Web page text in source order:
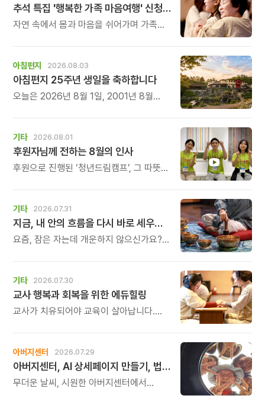
추석 특집 '행복한 가족 마음여행' 신청 안내
자연 속에서 몸과 마음을 쉬어가며 가족의
아침편지 2026.08.03
아침편지 25주년 생일을 축하합니다
오늘은 2026년 8월 1일, 2001년 8월
기타 2026.08.01
후원자님께 전하는 8월의 인사
후원으로 진행된 ‘청년드림캠프’, 그 따뜻한
기타 2026.07.31
지금, 내 안의 흐름을 다시 바로 세우고 싶다면
요즘, 잠은 자는데 개운하지 않으신가요?
쉬어도 회복되지 않는 건 몸이 아니라
‘에너지의 흐름’이 흐트러졌기 때문입니다.
기타 2026.07.30
교사 행복과 회복을 위한 에듀힐링
교사가 치유되어야 교육이 살아납니다.
교육의 중심에 있는 나 자신을 돌보고
회복하는 시간입니다. 누군가를 가르치기
위해 애써온 시간만큼, 이제는 자신을 위한
쉼과 치유의 시간을 선물해 보시기
아버지센터 2026.07.29
아버지센터, AI 상세페이지 만들기, 법인사용설명서, 사진 일일특강, 숏츠 만들기 등 8월 프로그램 신청하세요
무더운 날씨, 시원한 아버지센터에서